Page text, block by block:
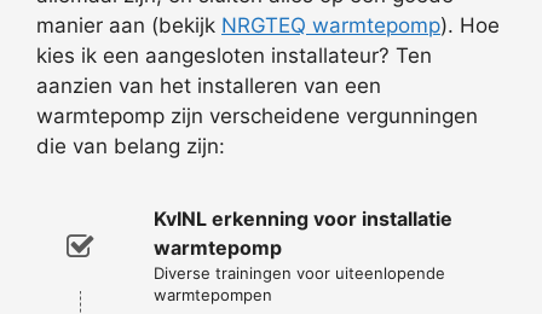
manier aan (bekijk NRGTEQ warmtepomp). Hoe
kies ik een aangesloten installateur? Ten
aanzien van het installeren van een
warmtepomp zijn verscheidene vergunningen
die van belang zijn:
KvINL erkenning voor installatie
warmtepomp
Diverse trainingen voor uiteenlopende
warmtepompen